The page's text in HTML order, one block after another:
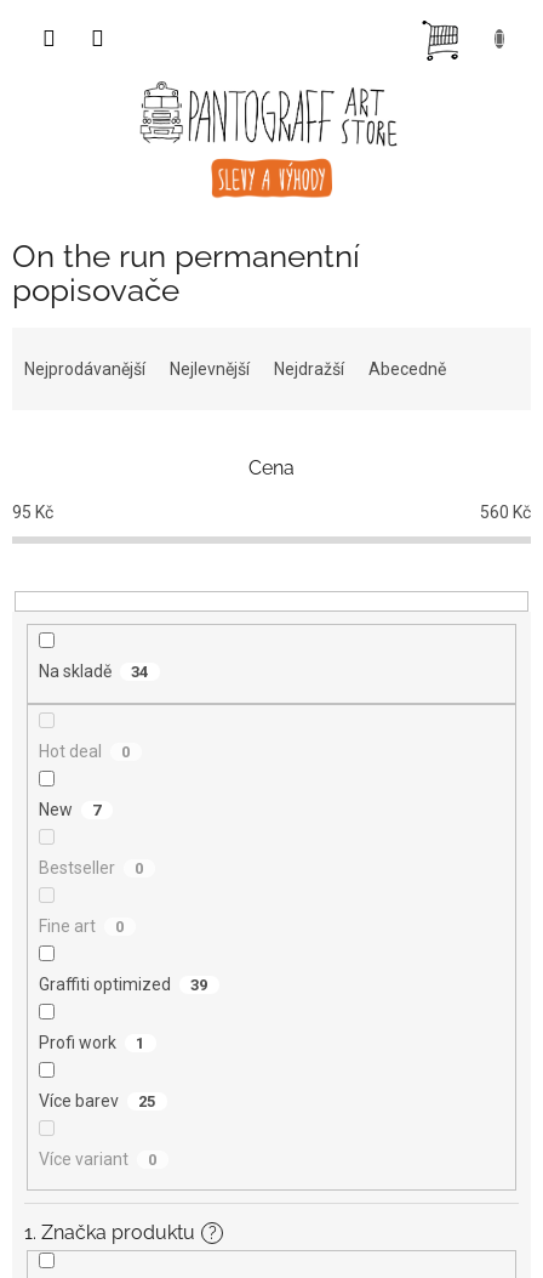
On the run permanentní
popisovače
p
r
o
u
Nejprodávanější Nejlevnější Nejdražší Abecedně
Cena
95 Kč 560 Kč
Na skladě 34
Hot deal 0
New 7
Bestseller 0
Fine art 0
Graffiti optimized 39
Profi work 1
Více barev 25
Více variant 0
1. Značka produktu ?